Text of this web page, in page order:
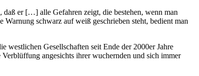
daß er […] alle Gefahren zeigt, die bestehen, wenn man
schwarz auf weiß geschrieben steht, bedient man
westlichen Gesellschaften seit Ende der 2000er Jahre
angesichts ihrer wuchernden und sich immer